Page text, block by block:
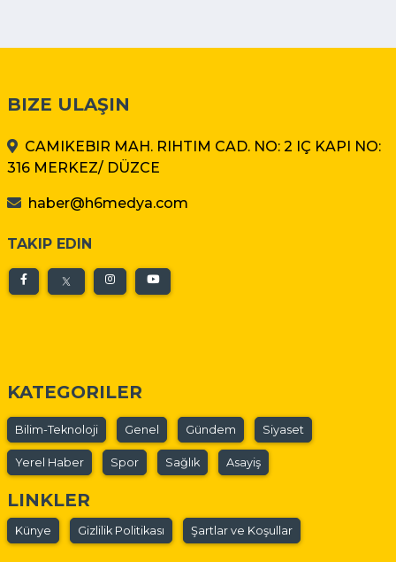
BIZE ULAŞIN
CAMIKEBIR MAH. RIHTIM CAD. NO: 2 IÇ KAPI NO:
316 MERKEZ/ DÜZCE
haber@h6medya.com
TAKIP EDIN
KATEGORILER
Bilim-Teknoloji Genel Gündem Siyaset
Yerel Haber Spor Sağlık Asayiş
LINKLER
Künye Gizlilik Politikası Şartlar ve Koşullar